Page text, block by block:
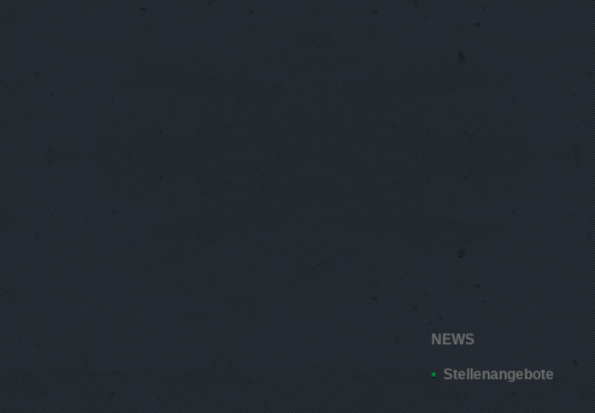
NEWS
Stellenangebote